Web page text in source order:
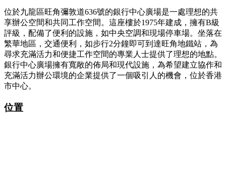
位於九龍區旺角彌敦道636號的銀行中心廣場是一處理想的共
享辦公空間和共同工作空間。這座樓於1975年建成，擁有B級
評級，配備了便利的設施，如中央空調和現場停車場。坐落在
繁華地區，交通便利，如步行2分鐘即可到達旺角地鐵站，為
尋求充滿活力和便捷工作空間的專業人士提供了理想的地點。
銀行中心廣場擁有寬敞的佈局和現代設施，為希望建立協作和
充滿活力辦公環境的企業提供了一個吸引人的機會，位於香港
市中心。
位置